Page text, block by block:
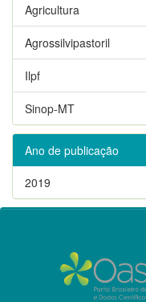
Agricultura
Agrossilvipastoril
Ilpf
Sinop-MT
Ano de publicação
2019